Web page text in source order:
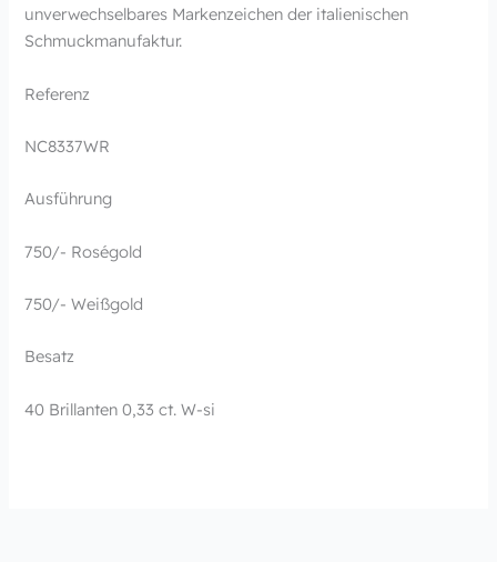
unverwechselbares Markenzeichen der italienischen
Schmuckmanufaktur.
Referenz
NC8337WR
Ausführung
750/- Roségold
750/- Weißgold
Besatz
40 Brillanten 0,33 ct. W-si